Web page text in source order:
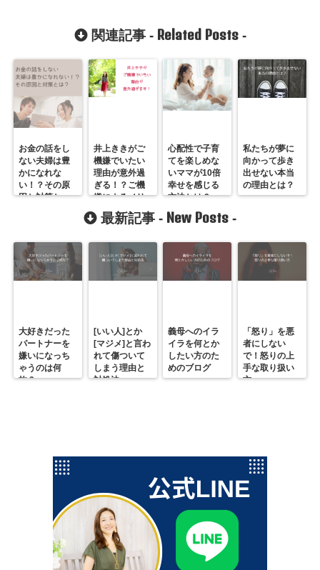
関連記事 - Related Posts-
お金の話をし
ない夫婦は豊
かになれな
い！？その原
因と対策と
井上ききがご
機嫌でいたい
理由が意外過
ぎる！？ご機
嫌によるメリ
ットとは？
心配性で子育
てを楽しめな
いママが10倍
幸せを感じる
方法とは？
私たちが夢に
向かって歩き
出せない本当
の理由とは？
最新記事 - New Posts -
大好きだった
パートナーを
嫌いになっち
ゃうのは何
故？
[いい人]とか
[マジメ]と言わ
れて傷ついて
しまう理由と
対処法
義母へのイラ
イラを何とか
したい方のた
めのブログ
「怒り」を悪
者にしない
で！怒りの上
手な取り扱い
方